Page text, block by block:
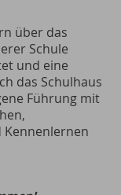
über das
Schule
und eine
das Schulhaus
Führung mit
Kennenlernen